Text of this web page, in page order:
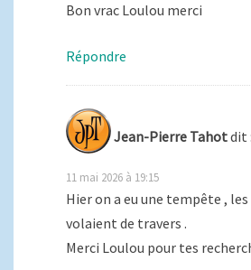
Bon vrac Loulou merci
Répondre
Jean-Pierre Tahotdit :
11 mai 2026 à 19:15
Hier on a eu une tempête ,
volaient de travers .
Merci Loulou pour tes